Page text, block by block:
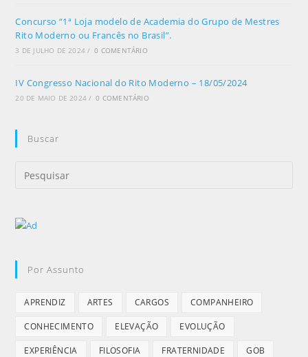
Concurso “1ª Loja modelo de Academia do Grupo de Mestres
Rito Moderno ou Francês no Brasil”.
3 DE JULHO DE 2024 / 0 COMENTÁRIO
IV Congresso Nacional do Rito Moderno – 18/05/2024
20 DE MAIO DE 2024 / 0 COMENTÁRIO
Buscar
Por Assunto
APRENDIZ ARTES CARGOS COMPANHEIRO
CONHECIMENTO ELEVAÇÃO EVOLUÇÃO
EXPERIÊNCIA FILOSOFIA FRATERNIDADE GOB